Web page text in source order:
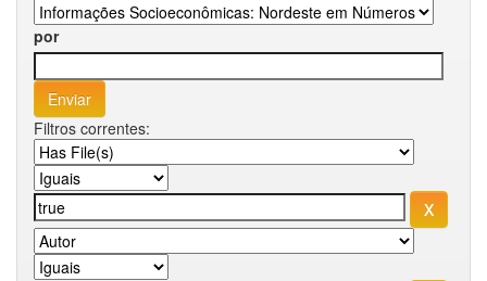
por
Filtros correntes: